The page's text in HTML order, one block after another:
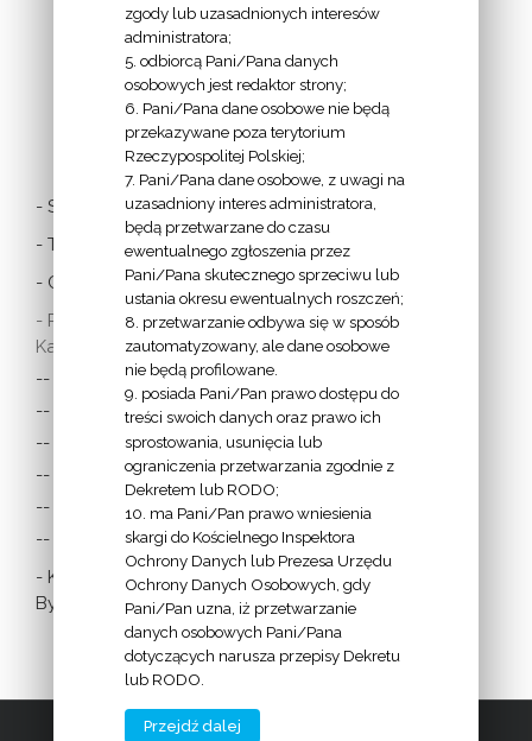
LINKI
- Stolica Apostolska
- Twitter Papieża
- Czytania z dnia
- Polska Misja
Katolicka:
-- w Austrii
-- w Anglii i Walii
-- w Irlandii
-- we Francji
-- w Niemczech
-- w Szkocji
- Katolicka
Bydgoszcz
2009 - 2016 | Diecezja Bydgoska |
zgody lub uzasadnionych interesów
administratora;
5. odbiorcą Pani/Pana danych
osobowych jest redaktor strony;
6. Pani/Pana dane osobowe nie będą
przekazywane poza terytorium
Rzeczypospolitej Polskiej;
7. Pani/Pana dane osobowe, z uwagi na
uzasadniony interes administratora,
będą przetwarzane do czasu
ewentualnego zgłoszenia przez
Pani/Pana skutecznego sprzeciwu lub
ustania okresu ewentualnych roszczeń;
8. przetwarzanie odbywa się w sposób
zautomatyzowany, ale dane osobowe
nie będą profilowane.
9. posiada Pani/Pan prawo dostępu do
treści swoich danych oraz prawo ich
sprostowania, usunięcia lub
ograniczenia przetwarzania zgodnie z
Dekretem lub RODO;
10. ma Pani/Pan prawo wniesienia
skargi do Kościelnego Inspektora
Ochrony Danych lub Prezesa Urzędu
Ochrony Danych Osobowych, gdy
Pani/Pan uzna, iż przetwarzanie
danych osobowych Pani/Pana
dotyczących narusza przepisy Dekretu
lub RODO.
Przejdź dalej